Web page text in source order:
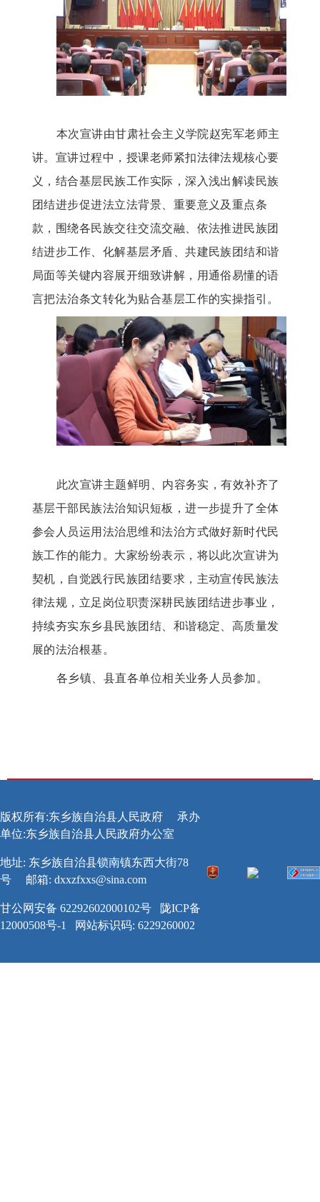
本次宣讲由甘肃社会主义学院赵宪军老师主
讲。宣讲过程中，授课老师紧扣法律法规核心要
义，结合基层民族工作实际，深入浅出解读民族
团结进步促进法立法背景、重要意义及重点条
款，围绕各民族交往交流交融、依法推进民族团
结进步工作、化解基层矛盾、共建民族团结和谐
局面等关键内容展开细致讲解，用通俗易懂的语
言把法治条文转化为贴合基层工作的实操指引。
此次宣讲主题鲜明、内容务实，有效补齐了
基层干部民族法治知识短板，进一步提升了全体
参会人员运用法治思维和法治方式做好新时代民
族工作的能力。大家纷纷表示，将以此次宣讲为
契机，自觉践行民族团结要求，主动宣传民族法
律法规，立足岗位职责深耕民族团结进步事业，
持续夯实东乡县民族团结、和谐稳定、高质量发
展的法治根基。
各乡镇、县直各单位相关业务人员参加。
版权所有:东乡族自治县人民政府
承办
单位:东乡族自治县人民政府办公室
地址: 东乡族自治县锁南镇东西大街78
号
邮箱: dxxzfxxs@sina.com
甘公网安备 62292602000102号
陇ICP备
12000508号-1
网站标识码: 6229260002